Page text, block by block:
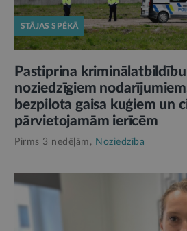
STĀJAS SPĒKĀ
Pastiprina
noziedzīgiem
bezpilota gaisa kuģiem un
pārvietojamām ierīcēm
Pirms 3 nedēļām, Noziedzība